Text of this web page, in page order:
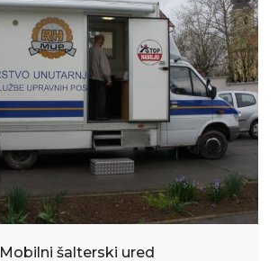
Mobilni šalterski ured